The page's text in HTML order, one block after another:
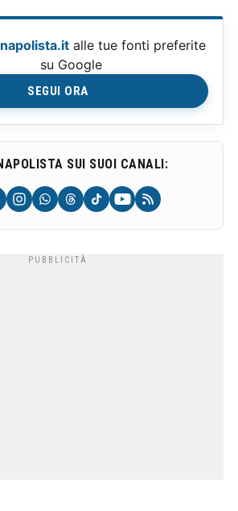
alle tue fonti preferite
su Google
SEGUI ORA
SUI SUOI CANALI: